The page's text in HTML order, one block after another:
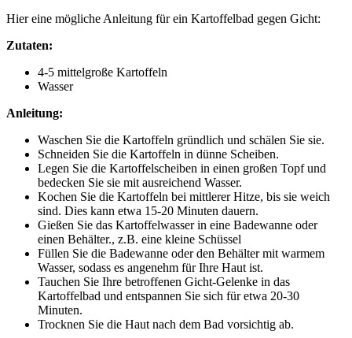
Hier eine mögliche Anleitung für ein Kartoffelbad gegen Gicht:
Zutaten:
4-5 mittelgroße Kartoffeln
Wasser
Anleitung:
Waschen Sie die Kartoffeln gründlich und schälen Sie sie.
Schneiden Sie die Kartoffeln in dünne Scheiben.
Legen Sie die Kartoffelscheiben in einen großen Topf und
bedecken Sie sie mit ausreichend Wasser.
Kochen Sie die Kartoffeln bei mittlerer Hitze, bis sie weich
sind. Dies kann etwa 15-20 Minuten dauern.
Gießen Sie das Kartoffelwasser in eine Badewanne oder
einen Behälter., z.B. eine kleine Schüssel
Füllen Sie die Badewanne oder den Behälter mit warmem
Wasser, sodass es angenehm für Ihre Haut ist.
Tauchen Sie Ihre betroffenen Gicht-Gelenke in das
Kartoffelbad und entspannen Sie sich für etwa 20-30
Minuten.
Trocknen Sie die Haut nach dem Bad vorsichtig ab.